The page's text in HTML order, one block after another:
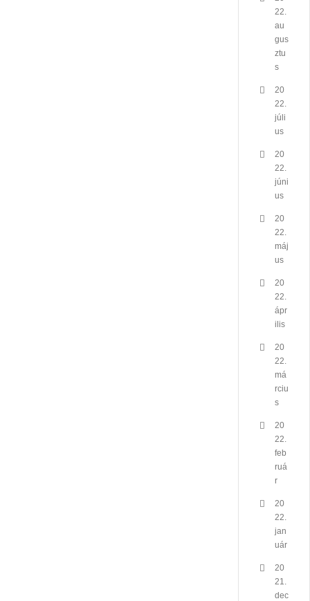
22.
au
gus
ztu
s
20
22.
júli
us
20
22.
júni
us
20
22.
máj
us
20
22.
ápr
ilis
20
22.
má
rciu
s
20
22.
feb
ruá
r
20
22.
jan
uár
20
21.
dec